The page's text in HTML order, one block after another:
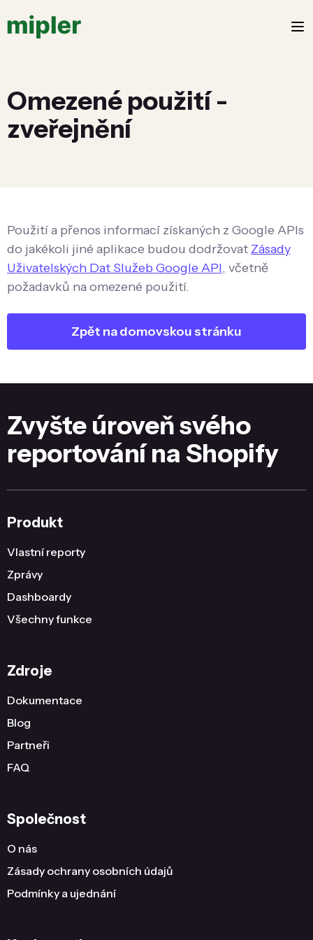
Omezené použití -
zveřejnění
Použití a přenos informací získaných z Google APIs
do jakékoli jiné aplikace budou dodržovat Zásady
Uživatelských Dat Služeb Google API, včetně
požadavků na omezené použití.
Zpět na domovskou stránku
Zvyšte úroveň svého
reportování na Shopify
Produkt
Vlastní reporty
Zprávy
Dashboardy
Všechny funkce
Zdroje
Dokumentace
Blog
Partneři
FAQ
Společnost
O nás
Zásady ochrany osobních údajů
Podmínky a ujednání